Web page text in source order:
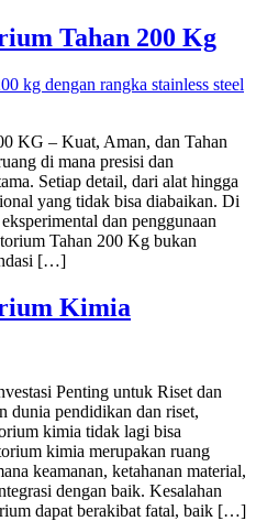
Tahan 200 Kg
KG – Kuat, Aman, dan Tahan
di mana presisi dan
Setiap detail, dari alat hingga
yang tidak bisa diabaikan. Di
dan penggunaan
Tahan 200 Kg bukan
[…]
Kimia
Penting untuk Riset dan
dunia pendidikan dan riset,
kimia tidak lagi bisa
kimia merupakan ruang
keamanan, ketahanan material,
dengan baik. Kesalahan
dapat berakibat fatal, baik […]